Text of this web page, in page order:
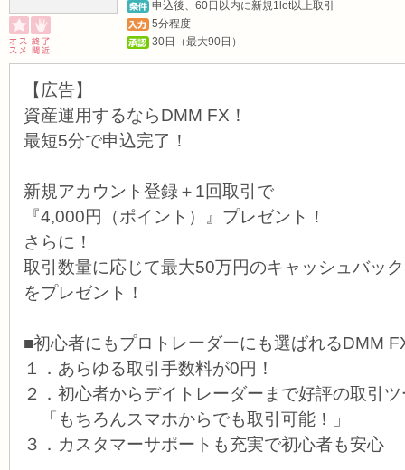
申込後、60日以内に新規1lot以上取引
5分程度
30日（最大90日）
【広告】
資産運用するならDMM FX！
最短5分で申込完了！
新規アカウント登録＋1回取引で
『4,000円（ポイント）』プレゼント！
さらに！
取引数量に応じて最大50万円のキャッシュバッ
をプレゼント！
■初心者にもプロトレーダーにも選ばれるDMM
１．あらゆる取引手数料が0円！
２．初心者からデイトレーダーまで好評の取引
「もちろんスマホからでも取引可能！」
３．カスタマーサポートも充実で初心者も安心